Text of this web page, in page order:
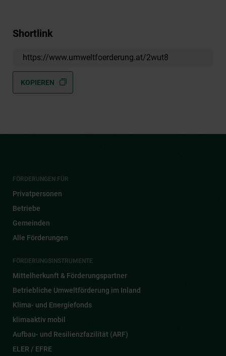
Shortlink
https://www.umweltfoerderung.at/2wut8
KOPIEREN
FÖRDERUNGEN FÜR
Privatpersonen
Betriebe
Gemeinden
Alle Förderungen
FÖRDERUNGSINSTRUMENTE
Mittelherkunft & Förderungspartner
Betriebliche Umweltförderung im Inland
Klima- und Energiefonds
klimaaktiv mobil
Aufbau- und Resilienzfazilität (ARF)
ELER / EFRE